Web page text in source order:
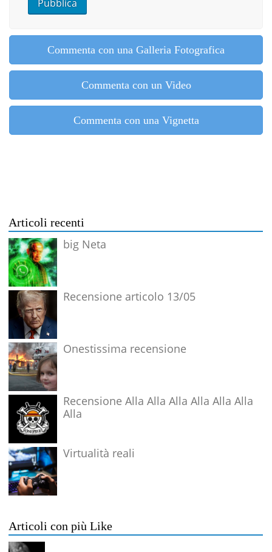
Commenta con una Galleria Fotografica
Commenta con un Video
Commenta con una Vignetta
Articoli recenti
big Neta
Recensione articolo 13/05
Onestissima recensione
Recensione Alla Alla Alla Alla Alla Alla
Alla
Virtualità reali
Articoli con più Like